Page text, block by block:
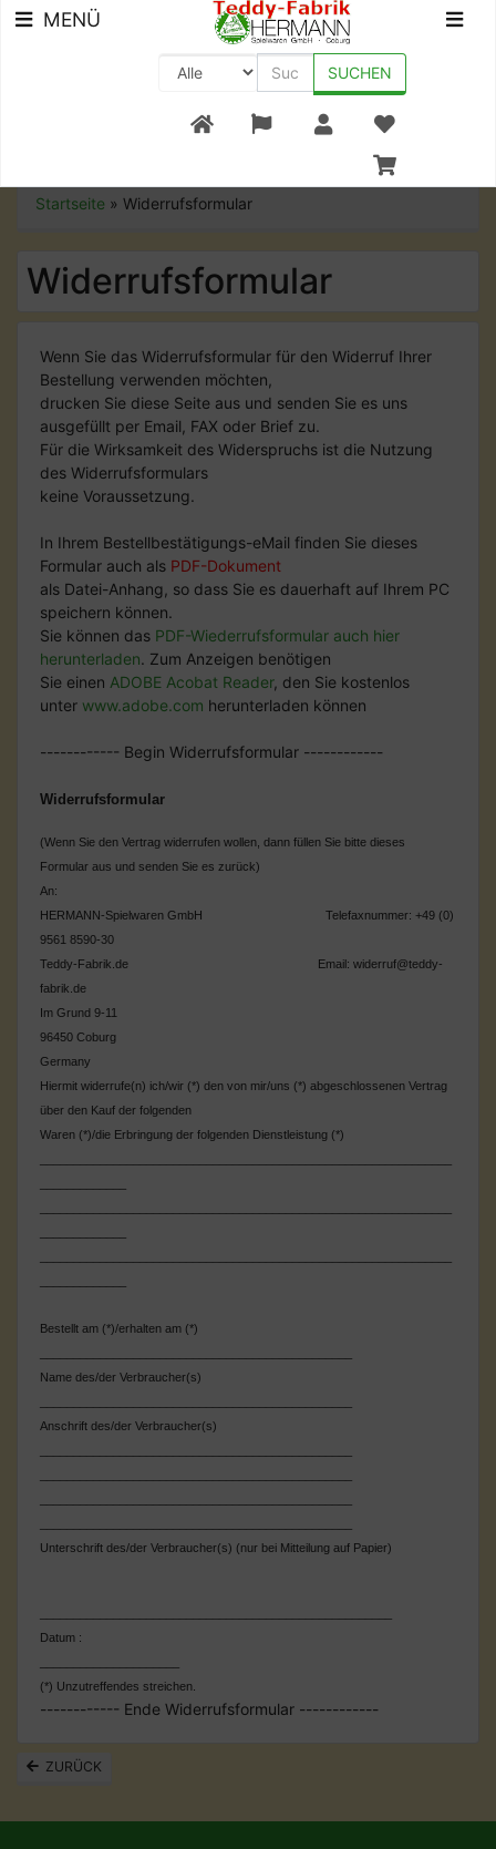
+49 (0) 9561-8590-0
MENÜ
SUCHEN
Startseite » Widerrufsformular
Widerrufsformular
Wenn Sie das Widerrufsformular für den Widerruf Ihrer
Bestellung verwenden möchten,
drucken Sie diese Seite aus und senden Sie es uns
ausgefüllt per Email, FAX oder Brief zu.
Für die Wirksamkeit des Widerspruchs ist die Nutzung
des Widerrufsformulars
keine Voraussetzung.
In Ihrem Bestellbestätigungs-eMail finden Sie dieses
Formular auch als PDF-Dokument
als Datei-Anhang, so dass Sie es dauerhaft auf Ihrem PC
speichern können.
Sie können das PDF-Wiederrufsformular auch hier
herunterladen. Zum Anzeigen benötigen
Sie einen ADOBE Acobat Reader, den Sie kostenlos
unter www.adobe.com herunterladen können
------------ Begin Widerrufsformular ------------
Widerrufsformular
(Wenn Sie den Vertrag widerrufen wollen, dann füllen Sie bitte dieses
Formular aus und senden Sie es zurück)
An:
HERMANN-Spielwaren GmbH Telefaxnummer: +49 (0)
9561 8590-30
Teddy-Fabrik.de Email: widerruf@teddy-
fabrik.de
Im Grund 9-11
96450 Coburg
Germany
Hiermit widerrufe(n) ich/wir (*) den von mir/uns (*) abgeschlossenen Vertrag
über den Kauf der folgenden
Waren (*)/die Erbringung der folgenden Dienstleistung (*)
Bestellt am (*)/erhalten am (*)
Name des/der Verbraucher(s)
Anschrift des/der Verbraucher(s)
Unterschrift des/der Verbraucher(s) (nur bei Mitteilung auf Papier)
Datum :
(*) Unzutreffendes streichen.
------------ Ende Widerrufsformular ------------
ZURÜCK